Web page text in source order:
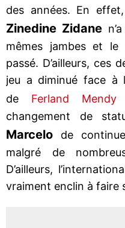
des années. En
Zinedine Zidane
mêmes jambes et
passé. D’ailleurs, ces
jeu a diminué face à
de Ferland Mendy
changement de
Marcelo de
malgré de
D’ailleurs,
vraiment enclin à faire